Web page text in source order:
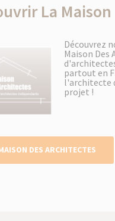
La
Découvrez
Maison Des
partout en
l'architecte
projet !
DES ARCHITECTES